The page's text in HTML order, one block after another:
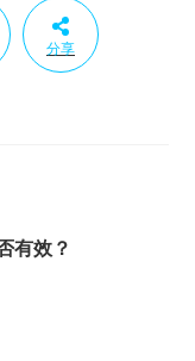
分享
有效？